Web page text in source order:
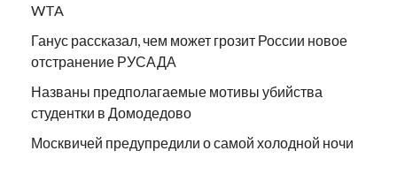
WTA
Ганус рассказал, чем может грозит России новое
отстранение РУСАДА
Названы предполагаемые мотивы убийства
студентки в Домодедово
Москвичей предупредили о самой холодной ночи